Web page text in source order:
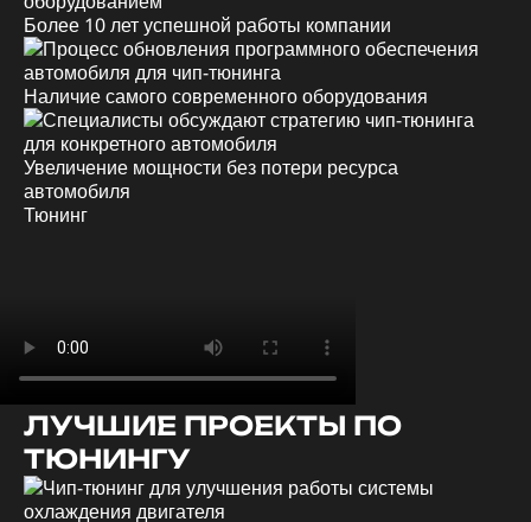
Более 10 лет успешной работы компании
Наличие самого современного оборудования
Увеличение мощности без потери ресурса
автомобиля
Тюнинг
ЛУЧШИЕ ПРОЕКТЫ ПО
ТЮНИНГУ